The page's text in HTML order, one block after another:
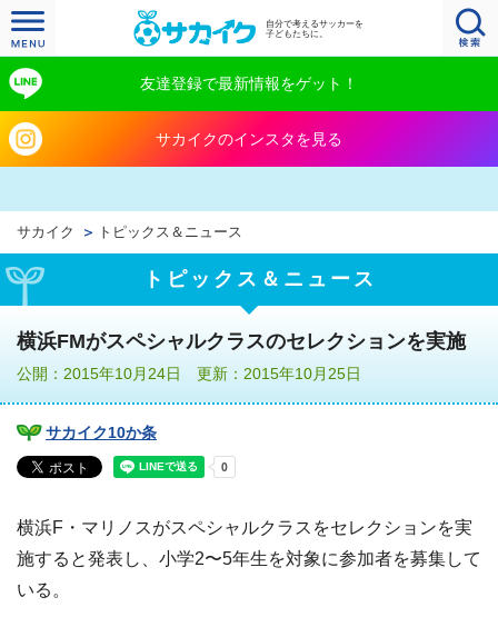
自分で考えるサッカーを
子どもたちに。
友達登録で最新情報をゲット！
サカイクのインスタを見る
サカイク トピックス＆ニュース
トピックス＆ニュース
横浜FMがスペシャルクラスのセレクションを実施
公開：2015年10月24日 更新：2015年10月25日
サカイク10か条
横浜F・マリノスがスペシャルクラスをセレクションを実
施すると発表し、小学2〜5年生を対象に参加者を募集して
いる。